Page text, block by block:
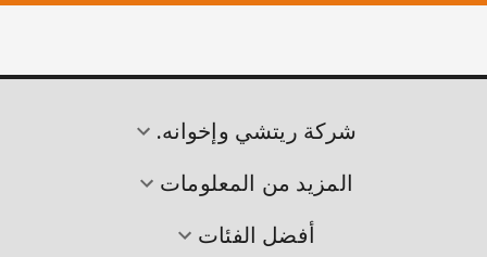
شركة ريتشي وإخوانه.
المزيد من المعلومات
أفضل الفئات